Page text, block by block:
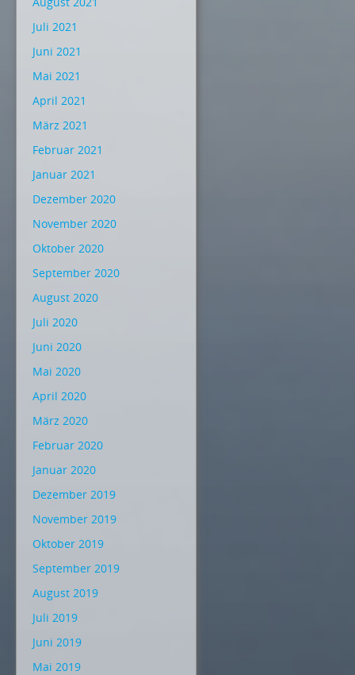
Juli 2021
Juni 2021
Mai 2021
April 2021
März 2021
Februar 2021
Januar 2021
Dezember 2020
November 2020
Oktober 2020
September 2020
August 2020
Juli 2020
Juni 2020
Mai 2020
April 2020
März 2020
Februar 2020
Januar 2020
Dezember 2019
November 2019
Oktober 2019
September 2019
August 2019
Juli 2019
Juni 2019
Mai 2019